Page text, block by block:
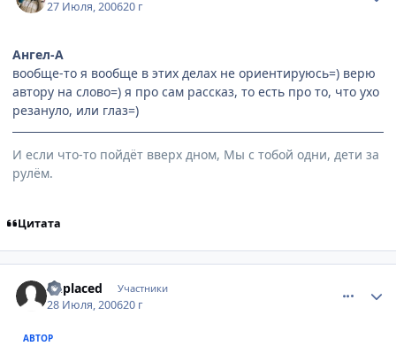
27 Июля, 200620 г
Ангел-А
вообще-то я вообще в этих делах не ориентируюсь=) верю
автору на слово=) я про сам рассказ, то есть про то, что ухо
резануло, или глаз=)
И если что-то пойдёт вверх дном, Мы с тобой одни, дети за
рулём.
Цитата
unplaced Участники
28 Июля, 200620 г
АВТОР